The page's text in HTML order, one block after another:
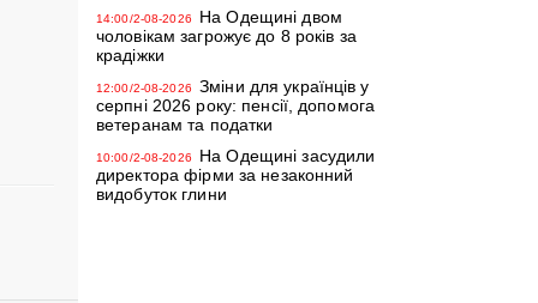
14:00/2-08-2026
На Одещині двом
чоловікам загрожує до 8 років за
крадіжки
12:00/2-08-2026
Зміни для українців у
серпні 2026 року: пенсії, допомога
ветеранам та податки
10:00/2-08-2026
На Одещині засудили
директора фірми за незаконний
видобуток глини